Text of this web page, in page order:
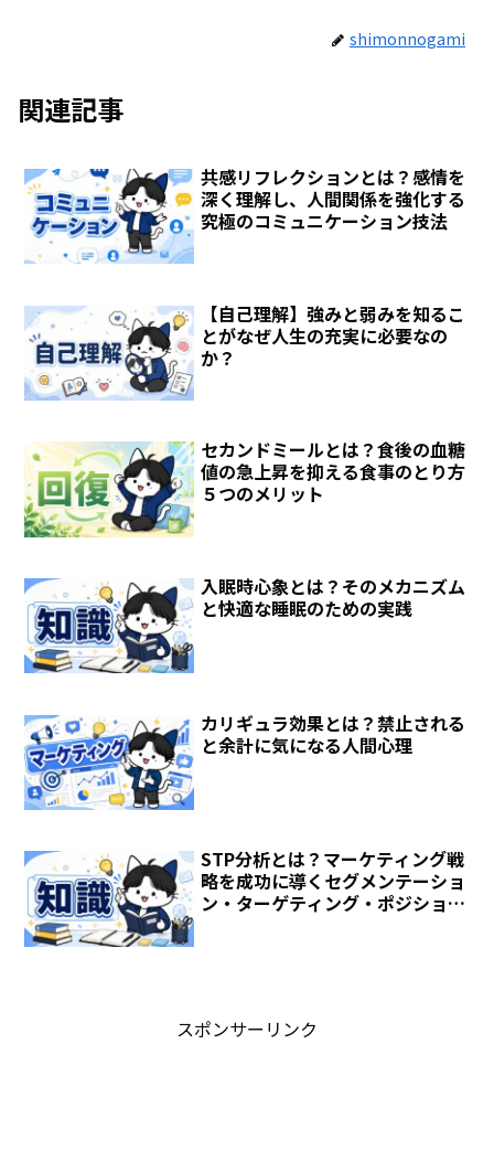
shimonnogami
関連記事
共感リフレクションとは？感情を
深く理解し、人間関係を強化する
究極のコミュニケーション技法
【自己理解】強みと弱みを知るこ
とがなぜ人生の充実に必要なの
か？
セカンドミールとは？食後の血糖
値の急上昇を抑える食事のとり方
５つのメリット
入眠時心象とは？そのメカニズム
と快適な睡眠のための実践
カリギュラ効果とは？禁止される
と余計に気になる人間心理
STP分析とは？マーケティング戦
略を成功に導くセグメンテーショ
ン・ターゲティング・ポジショニ
スポンサーリンク